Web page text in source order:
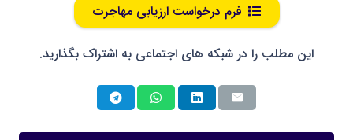
فرم درخواست ارزیابی مهاجرت
این مطلب را در شبکه های اجتماعی به اشتراک بگذارید.